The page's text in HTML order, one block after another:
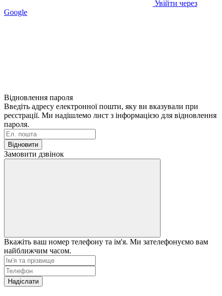
Увійти через
Google
Відновлення пароля
Введіть адресу електронної пошти, яку ви вказували при
реєстрації. Ми надішлемо лист з інформацією для відновлення
пароля.
Відновити
Замовити дзвінок
Вкажіть ваш номер телефону та ім'я. Ми зателефонуємо вам
найближчим часом.
Надіслати